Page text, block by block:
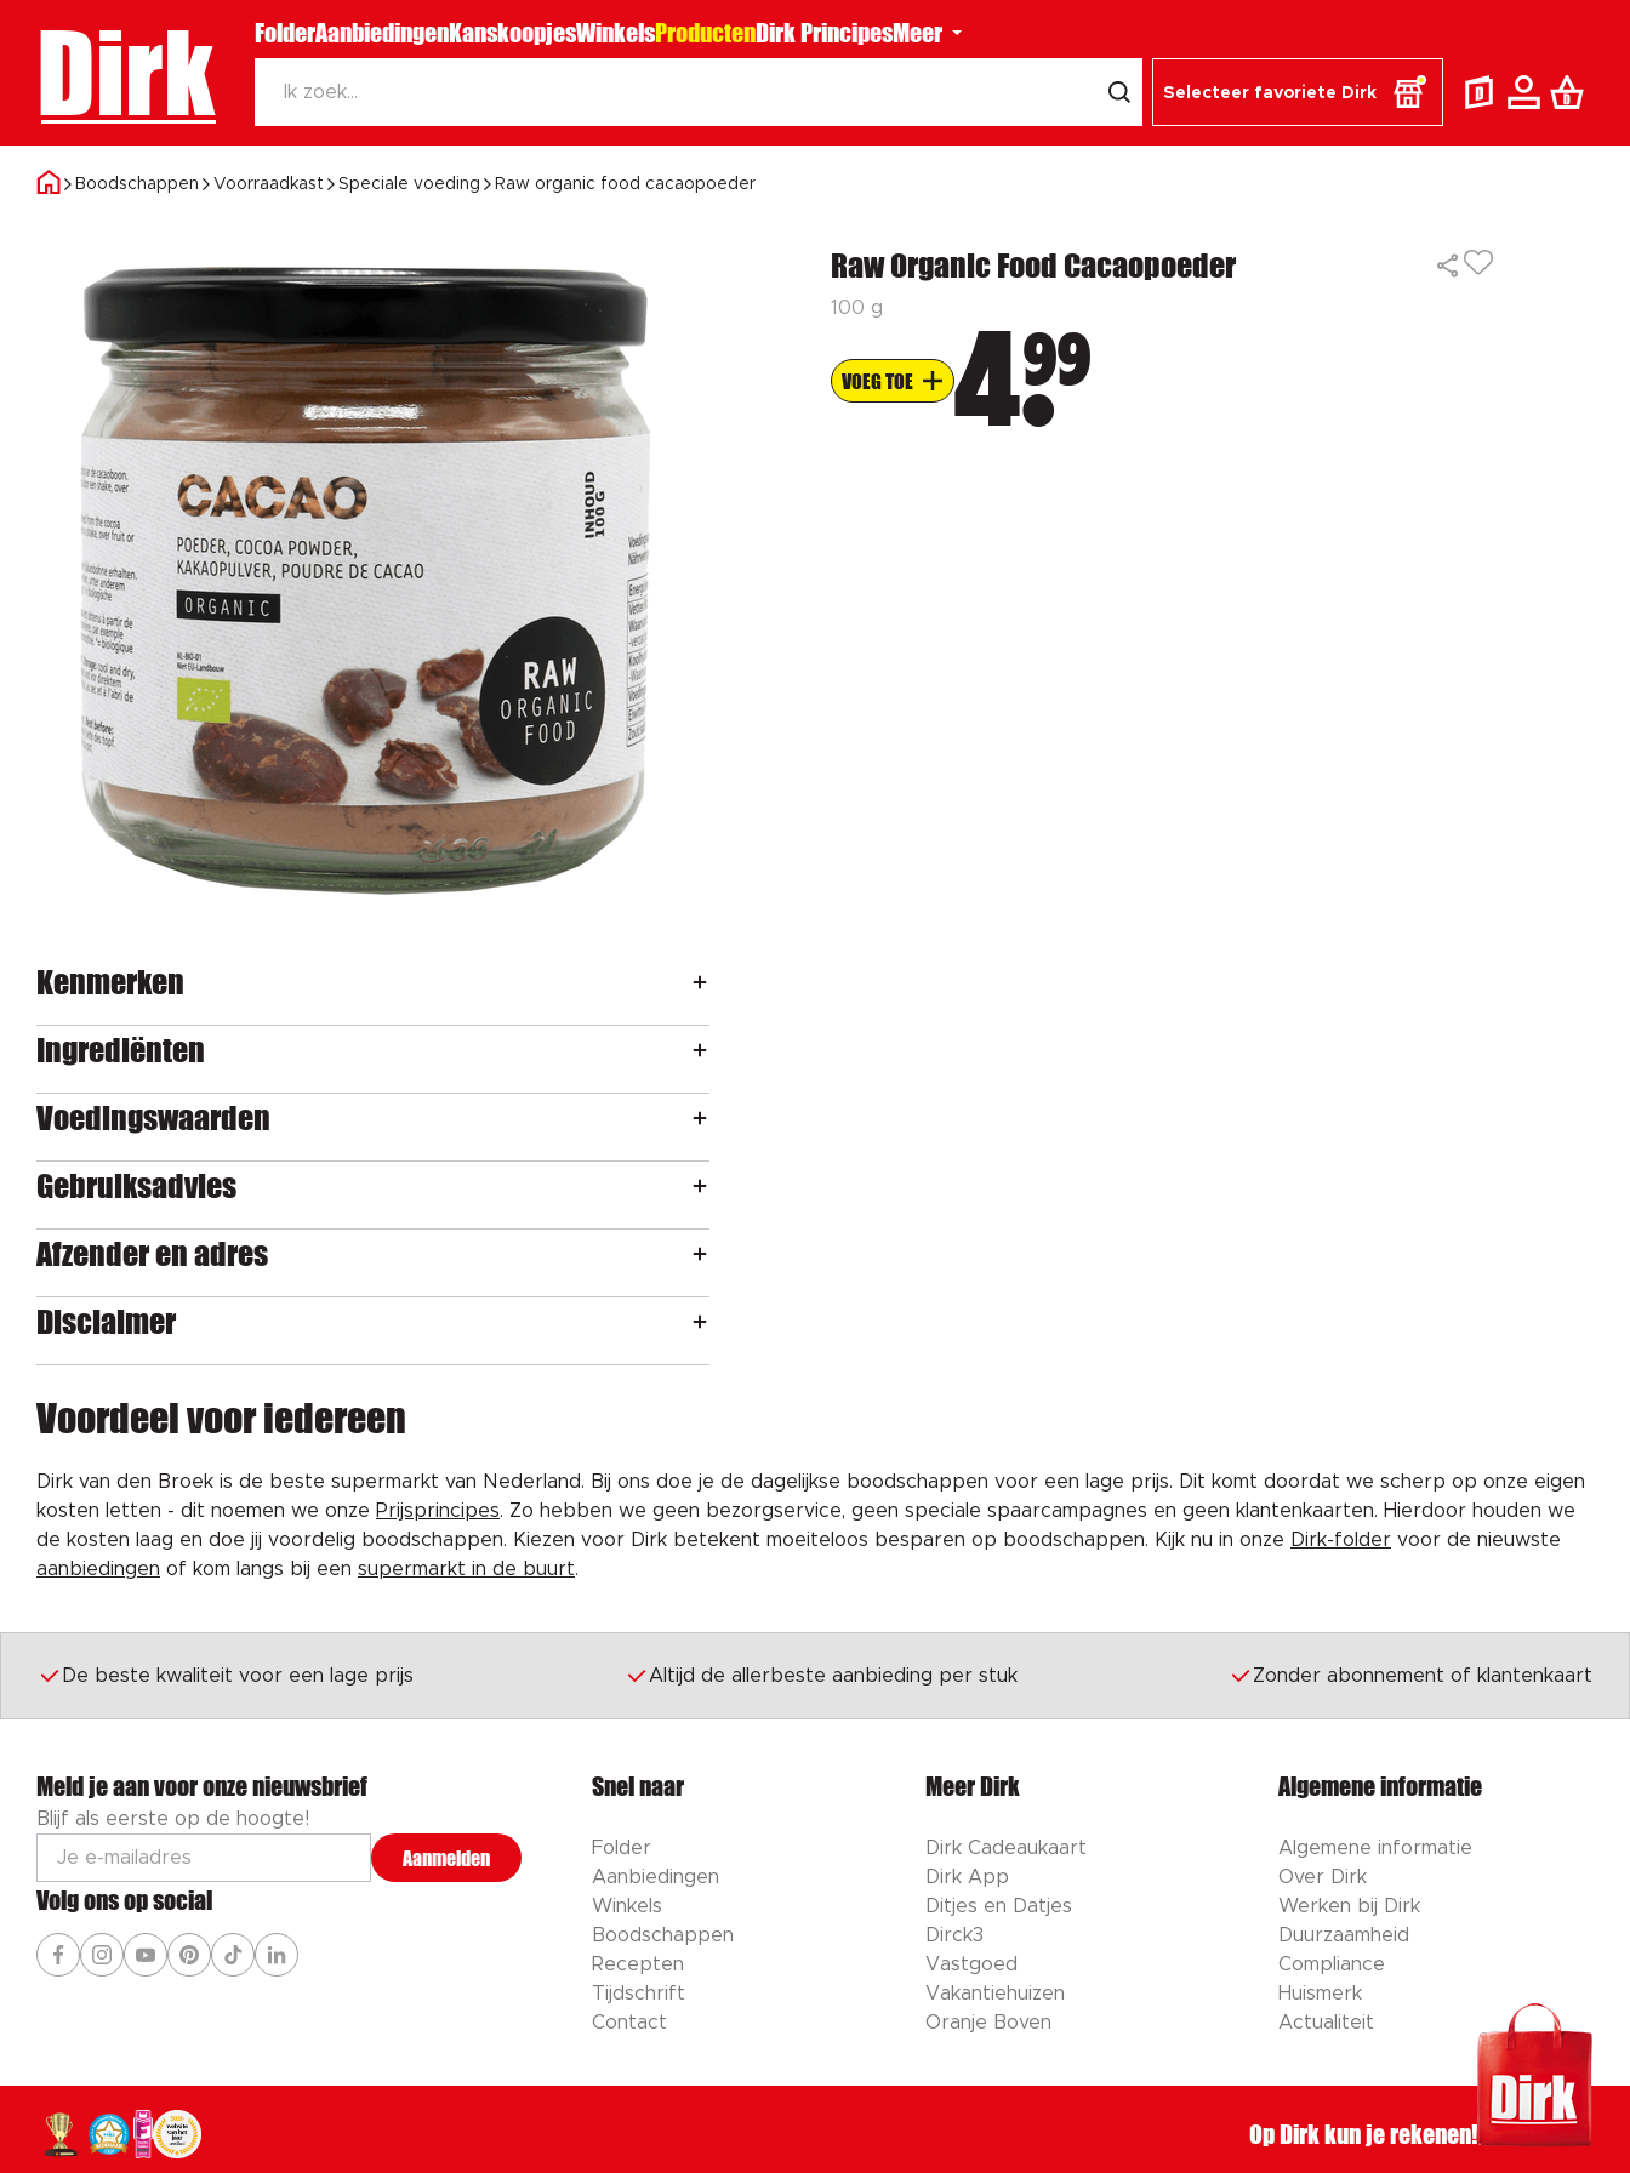
Dirk FolderAanbiedingenKanskoopjesWinkelsProductenDirk PrincipesMeer
Selecteer favoriete Dirk
Boodschappen Voorraadkast Speciale voeding Raw organic food cacaopoeder
Raw Organic Food Cacaopoeder
100 g
VOEG TOE 499
Kenmerken
Ingrediënten
Voedingswaarden
Gebruiksadvies
Afzender en adres
Disclaimer
Voordeel voor iedereen
Dirk van den Broek is de beste supermarkt van Nederland. Bij ons doe je de dagelijkse boodschappen voor een lage prijs. Dit komt doordat we scherp op onze eigen
kosten letten - dit noemen we onze Prijsprincipes. Zo hebben we geen bezorgservice, geen speciale spaarcampagnes en geen klantenkaarten. Hierdoor houden we
de kosten laag en doe jij voordelig boodschappen. Kiezen voor Dirk betekent moeiteloos besparen op boodschappen. Kijk nu in onze Dirk-folder voor de nieuwste
aanbiedingen of kom langs bij een supermarkt in de buurt.
De beste kwaliteit voor een lage prijs Altijd de allerbeste aanbieding per stuk Zonder abonnement of klantenkaart
Meld je aan voor onze nieuwsbrief
Blijf als eerste op de hoogte!
Aanmelden
Volg ons op social
Snel naar
Folder
Aanbiedingen
Winkels
Boodschappen
Recepten
Tijdschrift
Contact
Meer Dirk
Dirk Cadeaukaart
Dirk App
Ditjes en Datjes
Dirck3
Vastgoed
Vakantiehuizen
Oranje Boven
Algemene informatie
Algemene informatie
Over Dirk
Werken bij Dirk
Duurzaamheid
Compliance
Huismerk
Actualiteit
Op Dirk kun je rekenen!